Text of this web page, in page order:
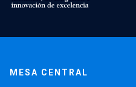
MESA CENTRAL